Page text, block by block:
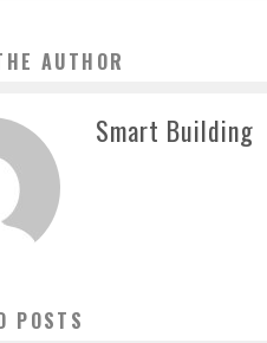
AUTHOR
Smart Building
POSTS